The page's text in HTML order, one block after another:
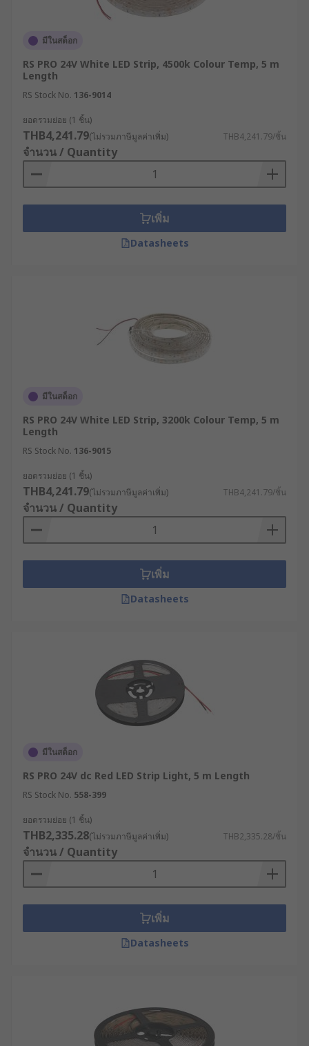
มีในสต็อก
RS PRO 24V White LED Strip, 4500k Colour Temp, 5 m
Length
RS Stock No. 136-9014
ยอดรวมย่อย (1 ชิ้น)
THB4,241.79(ไม่รวมภาษีมูลค่าเพิ่ม) THB4,241.79/ชิ้น
จำนวน / Quantity
เพิ่ม
Datasheets
มีในสต็อก
RS PRO 24V White LED Strip, 3200k Colour Temp, 5 m
Length
RS Stock No. 136-9015
ยอดรวมย่อย (1 ชิ้น)
THB4,241.79(ไม่รวมภาษีมูลค่าเพิ่ม) THB4,241.79/ชิ้น
จำนวน / Quantity
เพิ่ม
Datasheets
มีในสต็อก
RS PRO 24V dc Red LED Strip Light, 5 m Length
RS Stock No. 558-399
ยอดรวมย่อย (1 ชิ้น)
THB2,335.28(ไม่รวมภาษีมูลค่าเพิ่ม) THB2,335.28/ชิ้น
จำนวน / Quantity
เพิ่ม
Datasheets